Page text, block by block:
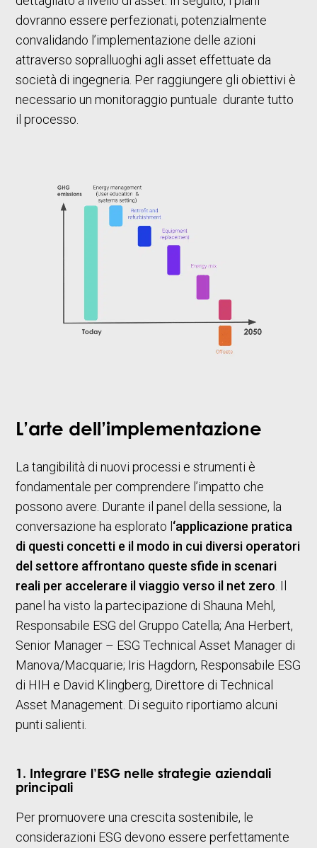
dovranno essere perfezionati, potenzialmente
convalidando l’implementazione delle azioni
attraverso sopralluoghi agli asset effettuate da
società di ingegneria. Per raggiungere gli obiettivi è
necessario un monitoraggio puntuale durante tutto
il processo.
L’arte dell’implementazione
La tangibilità di nuovi processi e strumenti è
fondamentale per comprendere l’impatto che
possono avere. Durante il panel della sessione, la
conversazione ha esplorato l‘applicazione pratica
di questi concetti e il modo in cui diversi operatori
del settore affrontano queste sfide in scenari
reali per accelerare il viaggio verso il net zero . Il
panel ha visto la partecipazione di Shauna Mehl,
Responsabile ESG del Gruppo Catella; Ana Herbert,
Senior Manager – ESG Technical Asset Manager di
Manova/Macquarie; Iris Hagdorn, Responsabile ESG
di HIH e David Klingberg, Direttore di Technical
Asset Management. Di seguito riportiamo alcuni
punti salienti.
1. Integrare l’ESG nelle strategie aziendali
principali
Per promuovere una crescita sostenibile, le
considerazioni ESG devono essere perfettamente